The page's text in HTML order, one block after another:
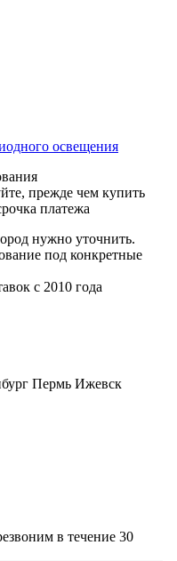
освещения
прежде чем купить
платежа
нужно уточнить.
под конкретные
с 2010 года
Пермь Ижевск
в течение 30